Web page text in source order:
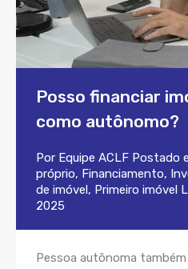
Posso financiar
como autônomo?
Por Equipe ACLF Postado
próprio, Financiamento,
de imóvel, Primeiro imóvel
2025
Pessoa autônoma